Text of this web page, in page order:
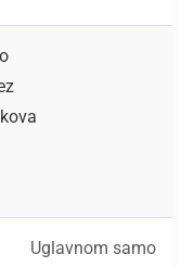
Uglavnom samo